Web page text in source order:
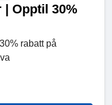
Opptil 30%
rabatt på